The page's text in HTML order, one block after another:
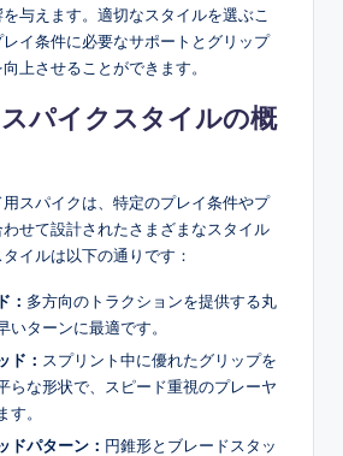
与えます。適切なスタイルを選ぶこ
イ条件に必要なサポートとグリップ
上させることができます。
パイクスタイルの概
スパイクは、特定のプレイ条件やプ
せて設計されたさまざまなスタイル
イルは以下の通りです：
： 多方向のトラクションを提供する丸
いターンに最適です。
ド： スプリント中に優れたグリップを
らな形状で、スピード重視のプレーヤ
す。
ドパターン： 円錐形とブレードスタッ